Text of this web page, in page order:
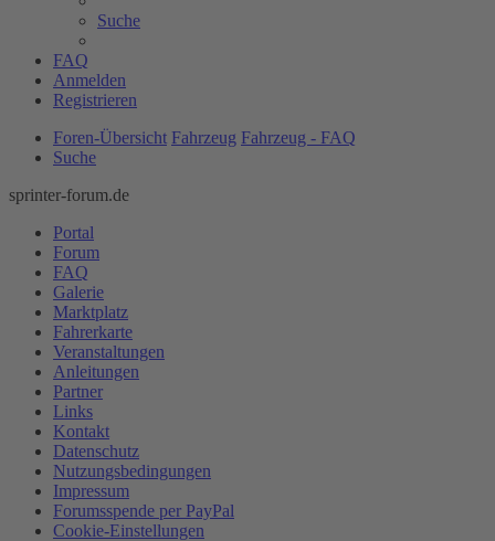
Suche
FAQ
Anmelden
Registrieren
Foren-Übersicht Fahrzeug Fahrzeug - FAQ
Suche
sprinter-forum.de
Portal
Forum
FAQ
Galerie
Marktplatz
Fahrerkarte
Veranstaltungen
Anleitungen
Partner
Links
Kontakt
Datenschutz
Nutzungsbedingungen
Impressum
Forumsspende per PayPal
Cookie-Einstellungen